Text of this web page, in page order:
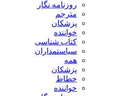
روزنامه نگار
مترجم
پزشکان
خواننده
کتاب شناسی
سیاستمداران
همه
پزشکان
خطاط
خواننده